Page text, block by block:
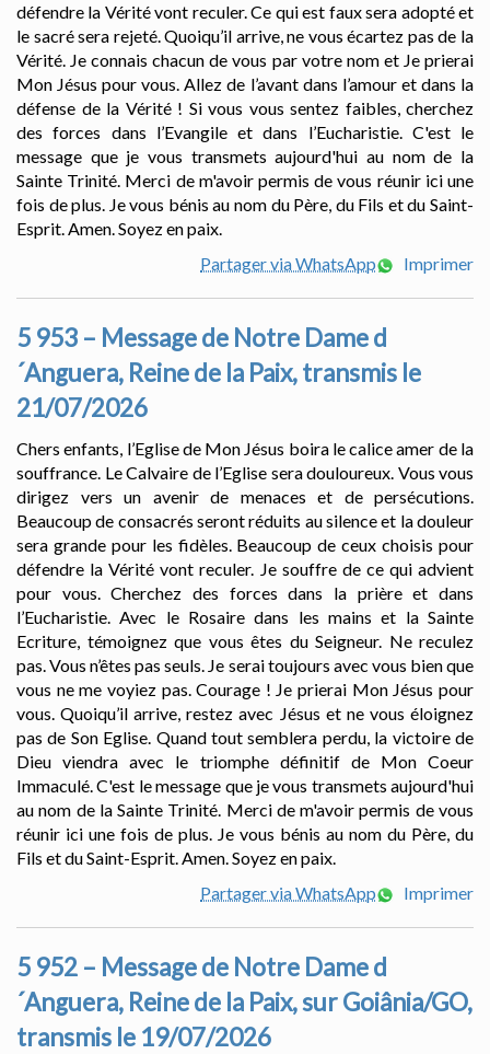
défendre la Vérité vont reculer. Ce qui est faux sera adopté et
le sacré sera rejeté. Quoiqu’il arrive, ne vous écartez pas de la
Vérité. Je connais chacun de vous par votre nom et Je prierai
Mon Jésus pour vous. Allez de l’avant dans l’amour et dans la
défense de la Vérité ! Si vous vous sentez faibles, cherchez
des forces dans l’Evangile et dans l’Eucharistie. C'est le
message que je vous transmets aujourd'hui au nom de la
Sainte Trinité. Merci de m'avoir permis de vous réunir ici une
fois de plus. Je vous bénis au nom du Père, du Fils et du Saint-
Esprit. Amen. Soyez en paix.
Partager via WhatsApp
Imprimer
5 953 – Message de Notre Dame d
´Anguera, Reine de la Paix, transmis le
21/07/2026
Chers enfants, l’Eglise de Mon Jésus boira le calice amer de la
souffrance. Le Calvaire de l’Eglise sera douloureux. Vous vous
dirigez vers un avenir de menaces et de persécutions.
Beaucoup de consacrés seront réduits au silence et la douleur
sera grande pour les fidèles. Beaucoup de ceux choisis pour
défendre la Vérité vont reculer. Je souffre de ce qui advient
pour vous. Cherchez des forces dans la prière et dans
l’Eucharistie. Avec le Rosaire dans les mains et la Sainte
Ecriture, témoignez que vous êtes du Seigneur. Ne reculez
pas. Vous n’êtes pas seuls. Je serai toujours avec vous bien que
vous ne me voyiez pas. Courage ! Je prierai Mon Jésus pour
vous. Quoiqu’il arrive, restez avec Jésus et ne vous éloignez
pas de Son Eglise. Quand tout semblera perdu, la victoire de
Dieu viendra avec le triomphe définitif de Mon Coeur
Immaculé. C'est le message que je vous transmets aujourd'hui
au nom de la Sainte Trinité. Merci de m'avoir permis de vous
réunir ici une fois de plus. Je vous bénis au nom du Père, du
Fils et du Saint-Esprit. Amen. Soyez en paix.
Partager via WhatsApp
Imprimer
5 952 – Message de Notre Dame d
´Anguera, Reine de la Paix, sur Goiânia/GO,
transmis le 19/07/2026